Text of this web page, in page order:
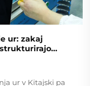
ur: zakaj
ur v Kitajski pa